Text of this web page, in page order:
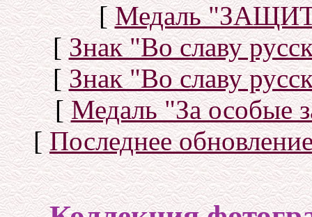
[Медаль
[Знак "Во славу
[Знак "Во славу
[Медаль "За особые
[Последнее